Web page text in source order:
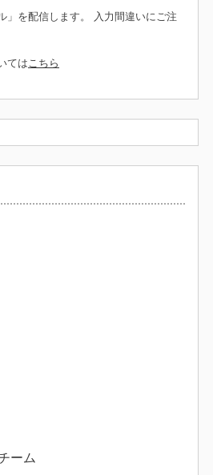
」を配信します。 入力間違いにご注
ては こちら
ーム